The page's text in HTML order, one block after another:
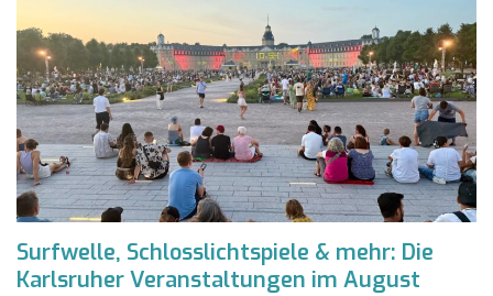
Surfwelle, Schlosslichtspiele & mehr: Die
Karlsruher Veranstaltungen im August